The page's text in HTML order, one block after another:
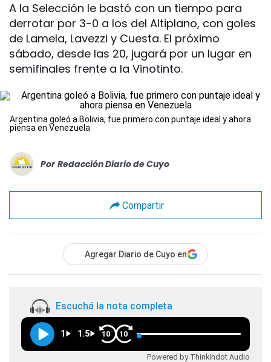
A la Selección le bastó con un tiempo para
derrotar por 3-0 a los del Altiplano, con goles
de Lamela, Lavezzi y Cuesta. El próximo
sábado, desde las 20, jugará por un lugar en
semifinales frente a la Vinotinto.
Argentina goleó a Bolivia, fue primero con puntaje ideal y ahora
piensa en Venezuela
Por Redacción Diario de Cuyo
Compartir
Agregar Diario de Cuyo en
Escuchá la nota completa
1 1.5 10 10
Powered by Thinkindot Audio